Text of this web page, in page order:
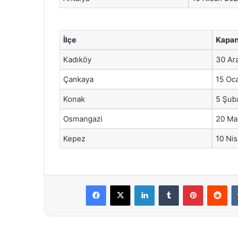
İlçe
Kadıköy 30
Çankaya 15
Konak 5
Osmangazi 20
Kepez 10
Facebook
X LinkedInTumblr Pinterest